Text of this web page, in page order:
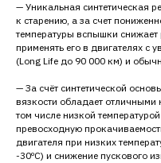
— Уникальная синтетическая
к старению, а за счет
температуры вспышки снижает
применять его в двигателях с
(Long Life до 90 000 км) и
— За счёт синтетической
вязкости обладает отличными
том числе низкой
превосходную
двигателя при низких
-30ºC) и снижение пускового